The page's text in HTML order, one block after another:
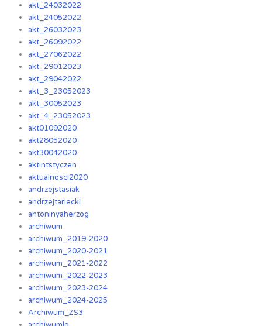
akt_24032022
akt_24052022
akt_26032023
akt_26092022
akt_27062022
akt_29012023
akt_29042022
akt_3_23052023
akt_30052023
akt_4_23052023
akt01092020
akt28052020
akt30042020
aktintstyczen
aktualnosci2020
andrzejstasiak
andrzejtarlecki
antoninyaherzog
archiwum
archiwum_2019-2020
archiwum_2020-2021
archiwum_2021-2022
archiwum_2022-2023
archiwum_2023-2024
archiwum_2024-2025
Archiwum_ZS3